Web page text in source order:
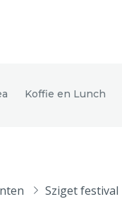
Koffie en Lunch
Sziget festival